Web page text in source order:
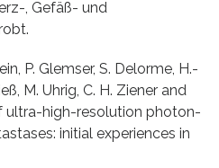
, Gefäß- und
P. Glemser, S. Delorme, H.-
M. Uhrig, C. H. Ziener and
ultra-high-resolution photon-
initial experiences in